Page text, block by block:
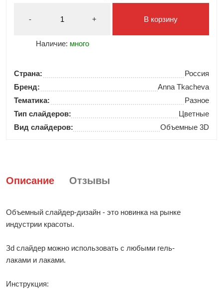
- +
Наличие: много
В корзину
Страна:
Россия
Бренд:
Anna Tkacheva
Тематика:
Разное
Тип слайдеров:
Цветные
Вид слайдеров:
Объемные 3D
Описание Отзывы
Объемный слайдер-дизайн - это новинка на рынке
индустрии красоты.
Зd слайдер можно использовать с любыми гель-
лаками и лаками.
Инструкция: